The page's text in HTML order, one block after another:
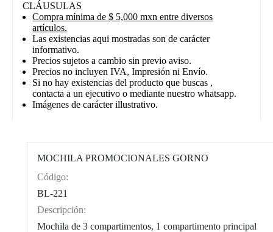
CLÁUSULAS
Compra mínima de $ 5,000 mxn entre diversos
artículos.
Las existencias aqui mostradas son de carácter
informativo.
Precios sujetos a cambio sin previo aviso.
Precios no incluyen IVA, Impresión ni Envío.
Si no hay existencias del producto que buscas ,
contacta a un ejecutivo o mediante nuestro whatsapp.
Imágenes de carácter illustrativo.
MOCHILA PROMOCIONALES GORNO
Código:
BL-221
Descripción:
Mochila de 3 compartimentos, 1 compartimento principal